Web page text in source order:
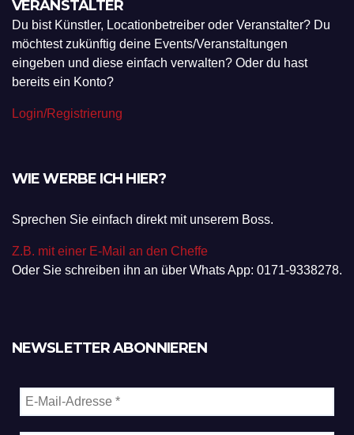
VERANSTALTER
Du bist Künstler, Locationbetreiber oder Veranstalter? Du
möchtest zukünftig deine Events/Veranstaltungen
eingeben und diese einfach verwalten? Oder du hast
bereits ein Konto?
Login/Registrierung
WIE WERBE ICH HIER?
Sprechen Sie einfach direkt mit unserem Boss.
Z.B. mit einer E-Mail an den Cheffe
Oder Sie schreiben ihn an über Whats App: 0171-9338278.
NEWSLETTER ABONNIEREN